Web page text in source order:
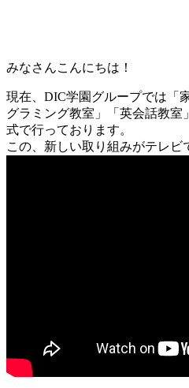
みなさんこんにちは！
現在、DIC学園グループでは「
グラミング教室」「英会話教
式で行っております。
この、新しい取り組みがテレビ